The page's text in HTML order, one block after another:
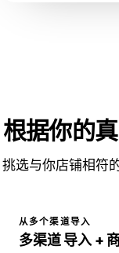
根据你的
挑选与你店铺相符
从多个渠道导入
多渠道导入+